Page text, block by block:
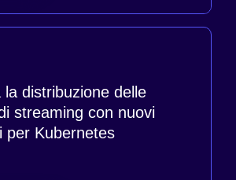
la distribuzione delle
streaming con nuovi
per Kubernetes